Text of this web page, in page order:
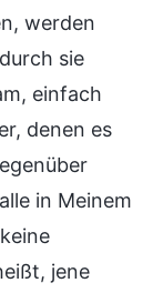
werden
sie
einfach
denen es
in Meinem
jene